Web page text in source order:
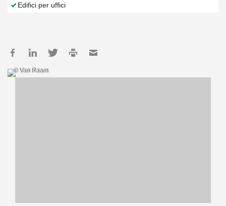
Edifici per uffici
© Van Raam